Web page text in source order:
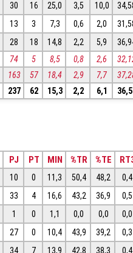
30 16 25,0 3,5 10,0
13 3 7,3 0,6 2,0
28 18 14,8 2,2 5,9
74 5 8,5 0,8 2,6
163 57 18,4 2,9 7,7
237 62 15,3 2,2 6,1
PJ PT MIN %TR %TE
10 0 11,3 50,4 48,2
0,4
33 4 16,6 43,2 36,9
0,5
1 0 1,1 0,0 0,0
0,0
27 0 10,4 43,9 39,2
0,3
34 7 13,9 42,8 38,3
0,4